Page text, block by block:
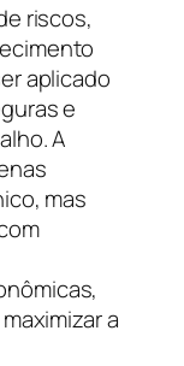
riscos,
aplicado
e
A
mas
a